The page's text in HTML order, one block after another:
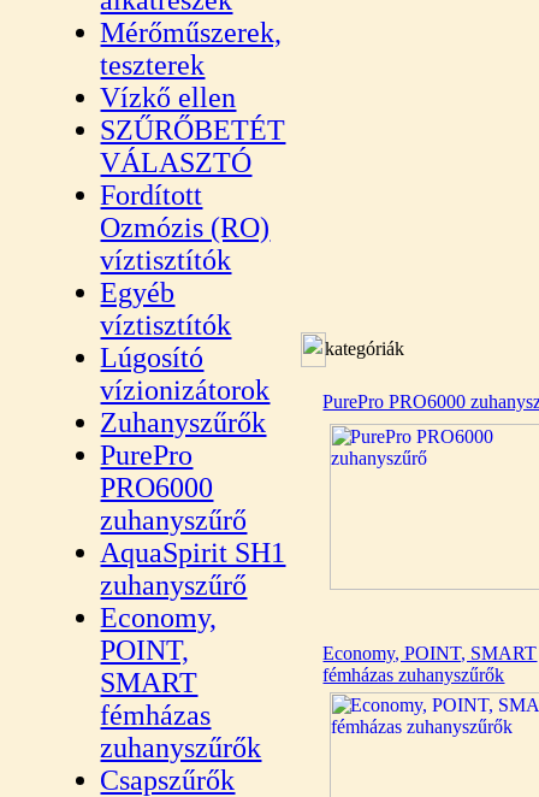
Mérőműszerek,
teszterek
Vízkő ellen
SZŰRŐBETÉT
VÁLASZTÓ
Fordított
Ozmózis (RO)
víztisztítók
Egyéb
víztisztítók
Lúgosító
vízionizátorok
Zuhanyszűrők
PurePro
PRO6000
zuhanyszűrő
AquaSpirit SH1
zuhanyszűrő
Economy,
POINT,
SMART
fémházas
zuhanyszűrők
Csapszűrők
kategóriák
PurePro PRO6000
Economy, POINT, SMART
fémházas zuhanyszűrők